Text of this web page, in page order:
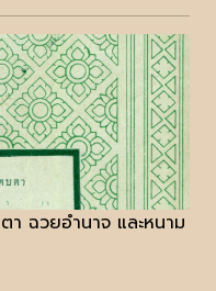
า ฉวยอำนาจ และหนาม